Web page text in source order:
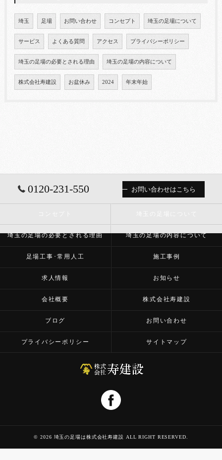
埼玉 足場 お問い合わせ コンセプト 埼玉の足場について
サービス よくある質問 アクセス プライバシーポリシー
埼玉の足場の必要とされる理由 埼玉の足場の内容について
株式会社寿建設 お盆休み 2024 年末年始
0120-231-550 お問い合わせはこちら
埼玉の足場の必要とされる理由 埼玉の足場の内容について
足場工事･常用人工 施工事例
求人情報 お知らせ
会社概要 株式会社寿建設
ブログ お問い合わせ
プライバシーポリシー サイトマップ
© 2026 埼玉の足場は株式会社寿建設 ALL RIGHT RESERVED.